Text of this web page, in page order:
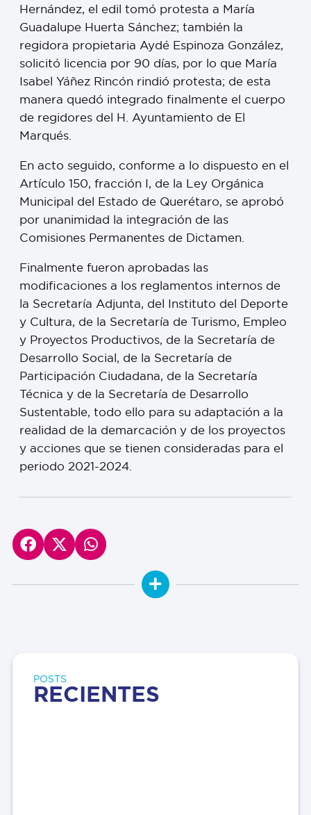
Hernández, el edil tomó protesta a María
Guadalupe Huerta Sánchez; también la
regidora propietaria Aydé Espinoza González,
solicitó licencia por 90 días, por lo que María
Isabel Yáñez Rincón rindió protesta; de esta
manera quedó integrado finalmente el cuerpo
de regidores del H. Ayuntamiento de El
Marqués.
En acto seguido, conforme a lo dispuesto en el
Artículo 150, fracción I, de la Ley Orgánica
Municipal del Estado de Querétaro, se aprobó
por unanimidad la integración de las
Comisiones Permanentes de Dictamen.
Finalmente fueron aprobadas las
modificaciones a los reglamentos internos de
la Secretaría Adjunta, del Instituto del Deporte
y Cultura, de la Secretaría de Turismo, Empleo
y Proyectos Productivos, de la Secretaría de
Desarrollo Social, de la Secretaría de
Participación Ciudadana, de la Secretaría
Técnica y de la Secretaría de Desarrollo
Sustentable, todo ello para su adaptación a la
realidad de la demarcación y de los proyectos
y acciones que se tienen consideradas para el
periodo 2021-2024.
POSTS
RECIENTES